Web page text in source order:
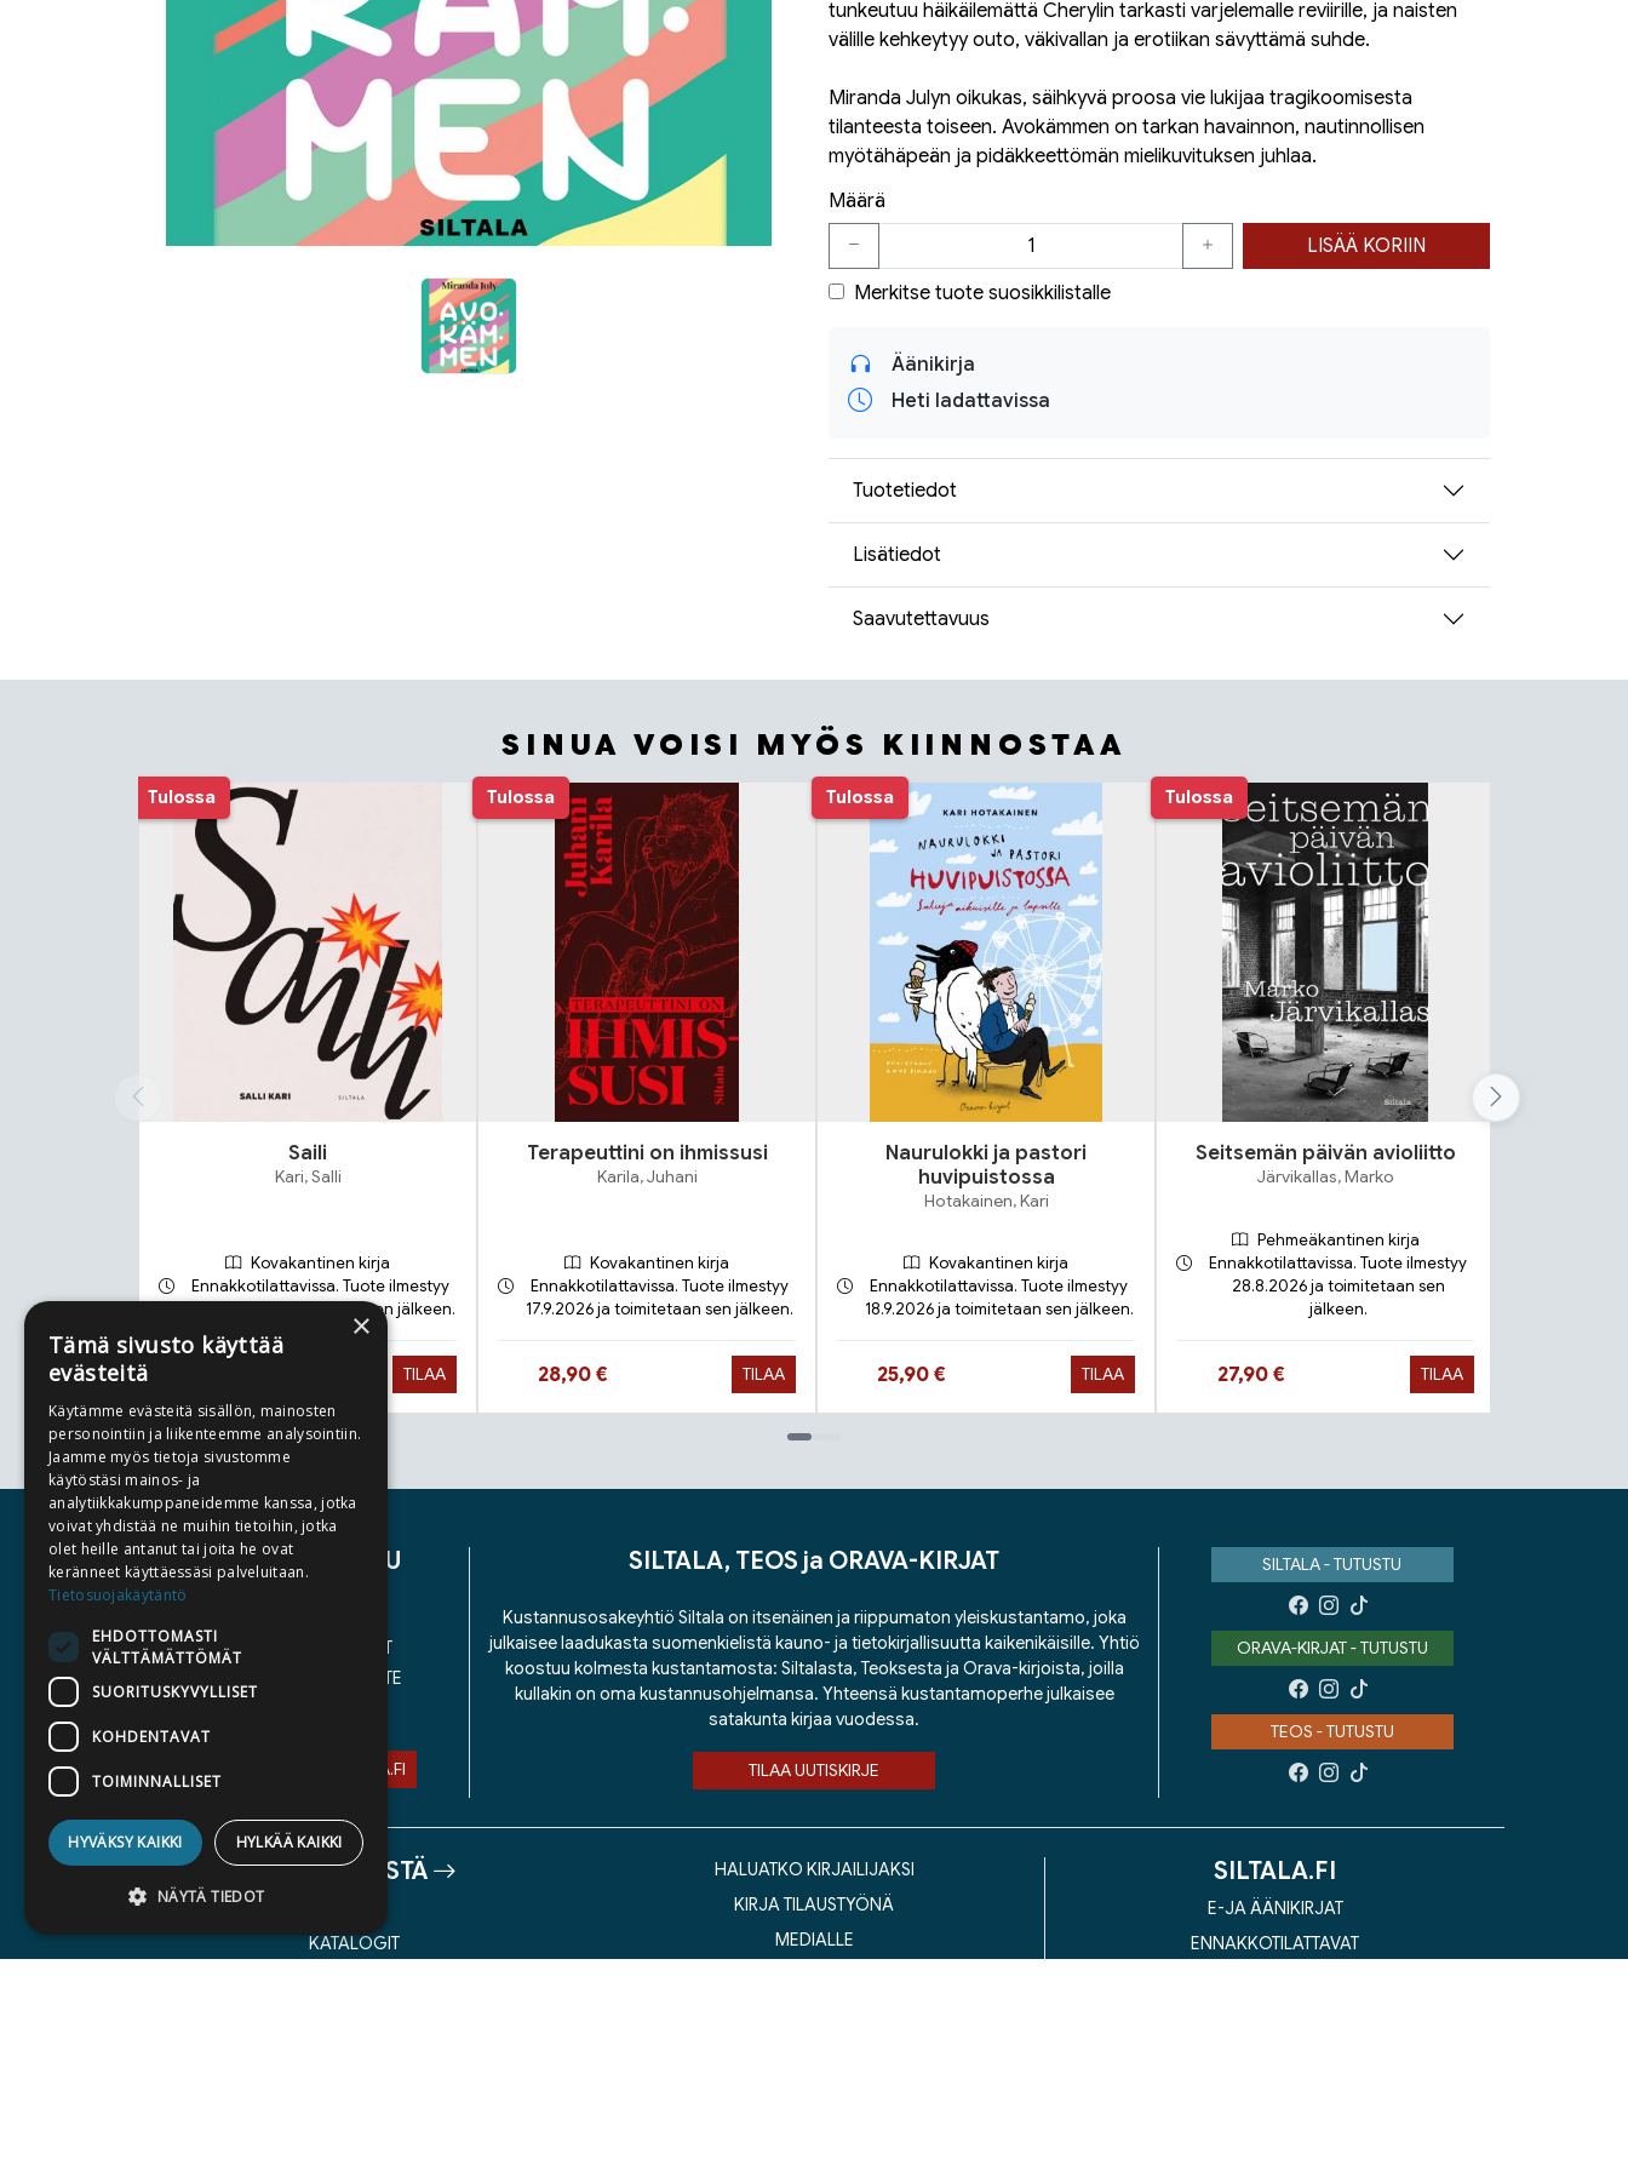
tunkeutuu häikäilemättä Cherylin tarkasti varjelemalle reviirille, ja naisten
välille kehkeytyy outo, väkivallan ja erotiikan sävyttämä suhde.
Miranda Julyn oikukas, säihkyvä proosa vie lukijaa tragikoomisesta
tilanteesta toiseen. Avokämmen on tarkan havainnon, nautinnollisen
myötähäpeän ja pidäkkeettömän mielikuvituksen juhlaa.
Määrä
LISÄÄ KORIIN
Merkitse tuote suosikkilistalle
Äänikirja
Heti ladattavissa
Tuotetiedot
Lisätiedot
Saavutettavuus
SINUA VOISI MYÖS KIINNOSTAA
Tuoteluettelon alku
Tulossa
Saili
Kari, Salli
Kovakantinen kirja
Ennakkotilattavissa. Tuote ilmestyy
21.9.2026 ja toimitetaan sen jälkeen.
TILAA
Tulossa
Terapeuttini on ihmissusi
Karila, Juhani
Kovakantinen kirja
Ennakkotilattavissa. Tuote ilmestyy
17.9.2026 ja toimitetaan sen jälkeen.
Hinta nyt
28,90 € TILAA
Tulossa
Naurulokki ja pastori
huvipuistossa
Hotakainen, Kari
Kovakantinen kirja
Ennakkotilattavissa. Tuote ilmestyy
18.9.2026 ja toimitetaan sen jälkeen.
Hinta nyt
25,90 € TILAA
Tulossa
Seitsemän päivän avioliitto
Järvikallas, Marko
Pehmeäkantinen kirja
Ennakkotilattavissa. Tuote ilmestyy
28.8.2026 ja toimitetaan sen
jälkeen.
Hinta nyt
27,90 € TILAA
Tuoteluettelon loppu
ASIAKASPALVELU
YLEISET TOIMITUSEHDOT
SAAVUTETTAVUUSSELOSTE
ASIAKASPALVELU@STORIA.FI
SILTALA, TEOS ja ORAVA-KIRJAT
Kustannusosakeyhtiö Siltala on itsenäinen ja riippumaton yleiskustantamo, joka
julkaisee laadukasta suomenkielistä kauno- ja tietokirjallisuutta kaikenikäisille. Yhtiö
koostuu kolmesta kustantamosta: Siltalasta, Teoksesta ja Orava-kirjoista, joilla
kullakin on oma kustannusohjelmansa. Yhteensä kustantamoperhe julkaisee
satakunta kirjaa vuodessa.
TILAA UUTISKIRJE
SILTALA - TUTUSTU
ORAVA-KIRJAT - TUTUSTU
TEOS - TUTUSTU
TIETOA MEISTÄ
KATALOGIT
HALUATKO KIRJAILIJAKSI
KIRJA TILAUSTYÖNÄ
MEDIALLE
SILTALA.FI
E-JA ÄÄNIKIRJAT
ENNAKKOTILATTAVAT
×
Tämä sivusto käyttää
evästeitä
Käytämme evästeitä sisällön, mainosten
personointiin ja liikenteemme analysointiin.
Jaamme myös tietoja sivustomme
käytöstäsi mainos- ja
analytiikkakumppaneidemme kanssa, jotka
voivat yhdistää ne muihin tietoihin, jotka
olet heille antanut tai joita he ovat
keränneet käyttäessäsi palveluitaan.
Tietosuojakäytäntö
EHDOTTOMASTI
VÄLTTÄMÄTTÖMÄT
SUORITUSKYVYLLISET
KOHDENTAVAT
TOIMINNALLISET
HYVÄKSY KAIKKI HYLKÄÄ KAIKKI
NÄYTÄ TIEDOT